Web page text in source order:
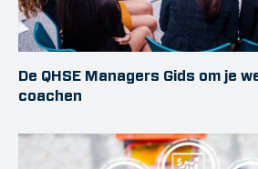
De QHSE Managers Gids om je
coachen